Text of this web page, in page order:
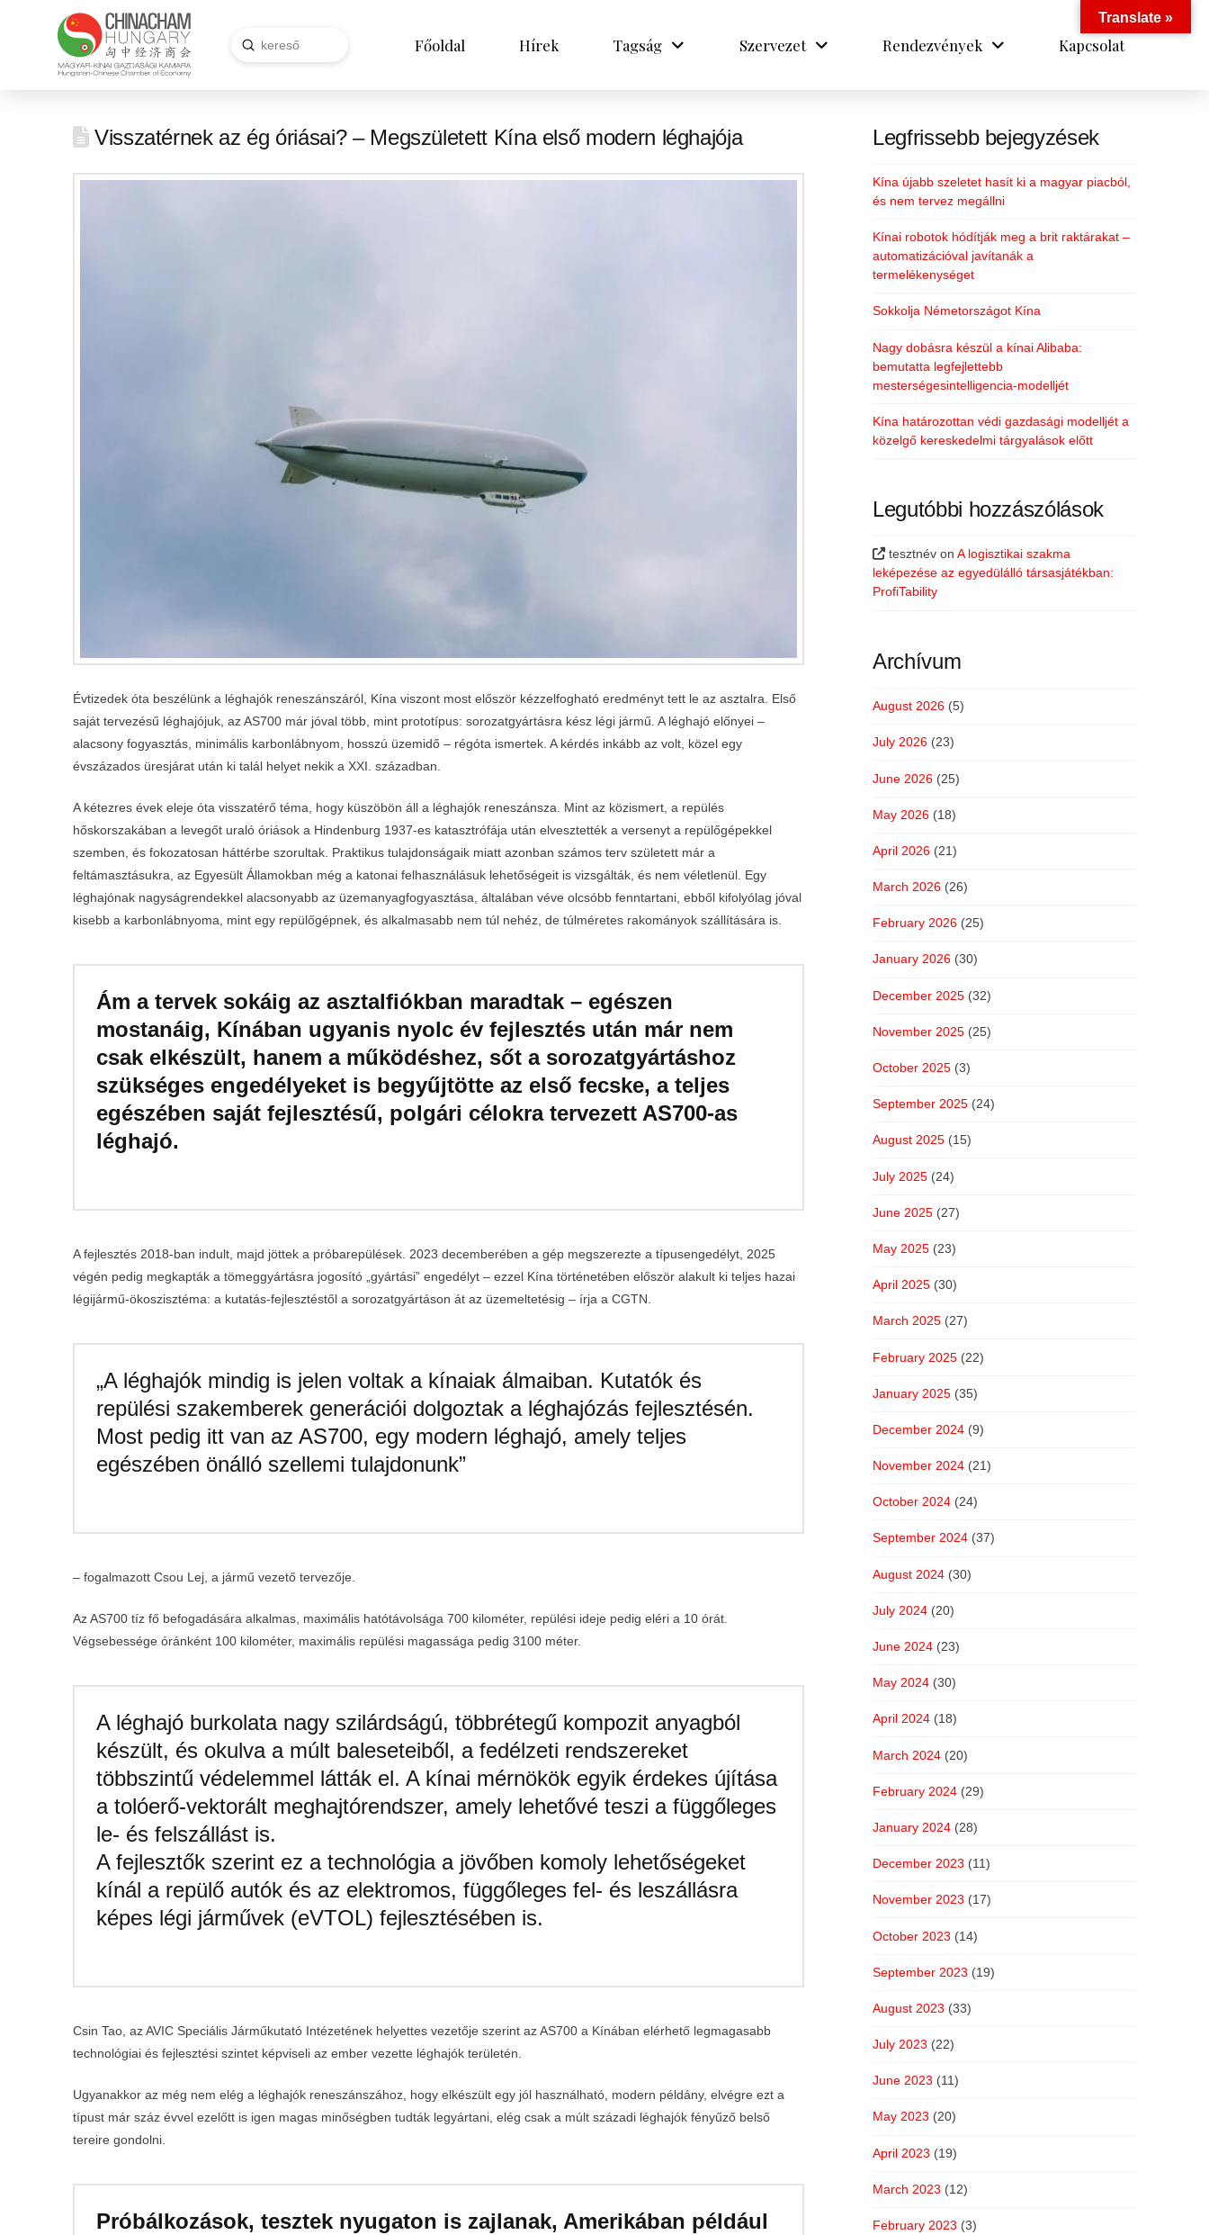
Search
Submit Főoldal Hírek Tagság Szervezet Rendezvények Kapcsolat
Visszatérnek az ég óriásai? – Megszületett Kína első modern léghajója
Évtizedek óta beszélünk a léghajók reneszánszáról, Kína viszont most először kézzelfogható eredményt tett le az asztalra. Első
saját tervezésű léghajójuk, az AS700 már jóval több, mint prototípus: sorozatgyártásra kész légi jármű. A léghajó előnyei –
alacsony fogyasztás, minimális karbonlábnyom, hosszú üzemidő – régóta ismertek. A kérdés inkább az volt, közel egy
évszázados üresjárat után ki talál helyet nekik a XXI. században.
A kétezres évek eleje óta visszatérő téma, hogy küszöbön áll a léghajók reneszánsza. Mint az közismert, a repülés
hőskorszakában a levegőt uraló óriások a Hindenburg 1937-es katasztrófája után elvesztették a versenyt a repülőgépekkel
szemben, és fokozatosan háttérbe szorultak. Praktikus tulajdonságaik miatt azonban számos terv született már a
feltámasztásukra, az Egyesült Államokban még a katonai felhasználásuk lehetőségeit is vizsgálták, és nem véletlenül. Egy
léghajónak nagyságrendekkel alacsonyabb az üzemanyagfogyasztása, általában véve olcsóbb fenntartani, ebből kifolyólag jóval
kisebb a karbonlábnyoma, mint egy repülőgépnek, és alkalmasabb nem túl nehéz, de túlméretes rakományok szállítására is.
Ám a tervek sokáig az asztalfiókban maradtak – egészen
mostanáig, Kínában ugyanis nyolc év fejlesztés után már nem
csak elkészült, hanem a működéshez, sőt a sorozatgyártáshoz
szükséges engedélyeket is begyűjtötte az első fecske, a teljes
egészében saját fejlesztésű, polgári célokra tervezett AS700-as
léghajó.
A fejlesztés 2018‑ban indult, majd jöttek a próbarepülések. 2023 decemberében a gép megszerezte a típusengedélyt, 2025
végén pedig megkapták a tömeggyártásra jogosító „gyártási” engedélyt – ezzel Kína történetében először alakult ki teljes hazai
légijármű‑ökoszisztéma: a kutatás‑fejlesztéstől a sorozatgyártáson át az üzemeltetésig – írja a CGTN.
„A léghajók mindig is jelen voltak a kínaiak álmaiban. Kutatók és
repülési szakemberek generációi dolgoztak a léghajózás fejlesztésén.
Most pedig itt van az AS700, egy modern léghajó, amely teljes
egészében önálló szellemi tulajdonunk”
– fogalmazott Csou Lej, a jármű vezető tervezője.
Az AS700 tíz fő befogadására alkalmas, maximális hatótávolsága 700 kilométer, repülési ideje pedig eléri a 10 órát.
Végsebessége óránként 100 kilométer, maximális repülési magassága pedig 3100 méter.
A léghajó burkolata nagy szilárdságú, többrétegű kompozit anyagból
készült, és okulva a múlt baleseteiből, a fedélzeti rendszereket
többszintű védelemmel látták el. A kínai mérnökök egyik érdekes újítása
a tolóerő-vektorált meghajtórendszer, amely lehetővé teszi a függőleges
le- és felszállást is.
A fejlesztők szerint ez a technológia a jövőben komoly lehetőségeket
kínál a repülő autók és az elektromos, függőleges fel- és leszállásra
képes légi járművek (eVTOL) fejlesztésében is.
Csin Tao, az AVIC Speciális Járműkutató Intézetének helyettes vezetője szerint az AS700 a Kínában elérhető legmagasabb
technológiai és fejlesztési szintet képviseli az ember vezette léghajók területén.
Ugyanakkor az még nem elég a léghajók reneszánszához, hogy elkészült egy jól használható, modern példány, elvégre ezt a
típust már száz évvel ezelőtt is igen magas minőségben tudták legyártani, elég csak a múlt századi léghajók fényűző belső
tereire gondolni.
Próbálkozások, tesztek nyugaton is zajlanak, Amerikában például
Legfrissebb bejegyzések
Kína újabb szeletet hasít ki a magyar piacból,
és nem tervez megállni
Kínai robotok hódítják meg a brit raktárakat –
automatizációval javítanák a
termelékenységet
Sokkolja Németországot Kína
Nagy dobásra készül a kínai Alibaba:
bemutatta legfejlettebb
mesterségesintelligencia-modelljét
Kína határozottan védi gazdasági modelljét a
közelgő kereskedelmi tárgyalások előtt
Legutóbbi hozzászólások
tesztnév onA logisztikai szakma
leképezése az egyedülálló társasjátékban:
ProfiTability
Archívum
August 2026 (5)
July 2026 (23)
June 2026 (25)
May 2026 (18)
April 2026 (21)
March 2026 (26)
February 2026 (25)
January 2026 (30)
December 2025 (32)
November 2025 (25)
October 2025 (3)
September 2025 (24)
August 2025 (15)
July 2025 (24)
June 2025 (27)
May 2025 (23)
April 2025 (30)
March 2025 (27)
February 2025 (22)
January 2025 (35)
December 2024 (9)
November 2024 (21)
October 2024 (24)
September 2024 (37)
August 2024 (30)
July 2024 (20)
June 2024 (23)
May 2024 (30)
April 2024 (18)
March 2024 (20)
February 2024 (29)
January 2024 (28)
December 2023 (11)
November 2023 (17)
October 2023 (14)
September 2023 (19)
August 2023 (33)
July 2023 (22)
June 2023 (11)
May 2023 (20)
April 2023 (19)
March 2023 (12)
February 2023 (3)
Translate »